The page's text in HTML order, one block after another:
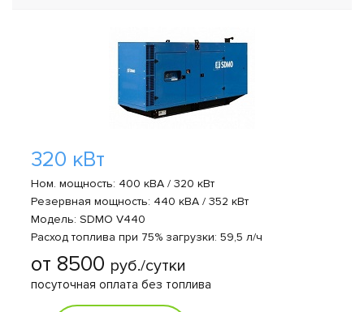
320 кВт
Ном. мощность: 400 кВА / 320 кВт
Резервная мощность: 440 кВА / 352 кВт
Модель: SDMO V440
Расход топлива при 75% загрузки: 59,5 л/ч
от 8500 руб./сутки
посуточная оплата без топлива